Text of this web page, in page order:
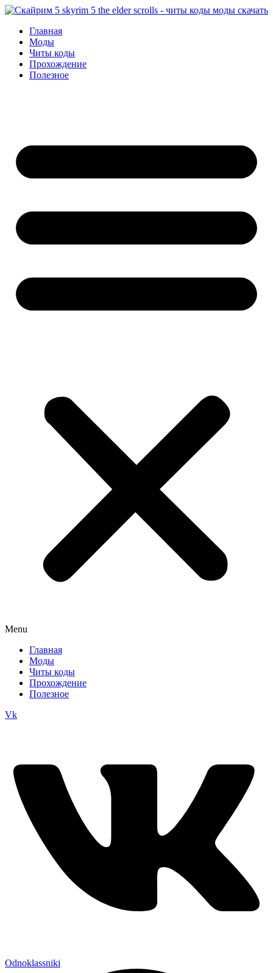
Перейти
содержимому
Главная
Моды
Читы коды
Прохождение
Полезное
Menu
Главная
Моды
Читы коды
Прохождение
Полезное
Vk
Odnoklassniki